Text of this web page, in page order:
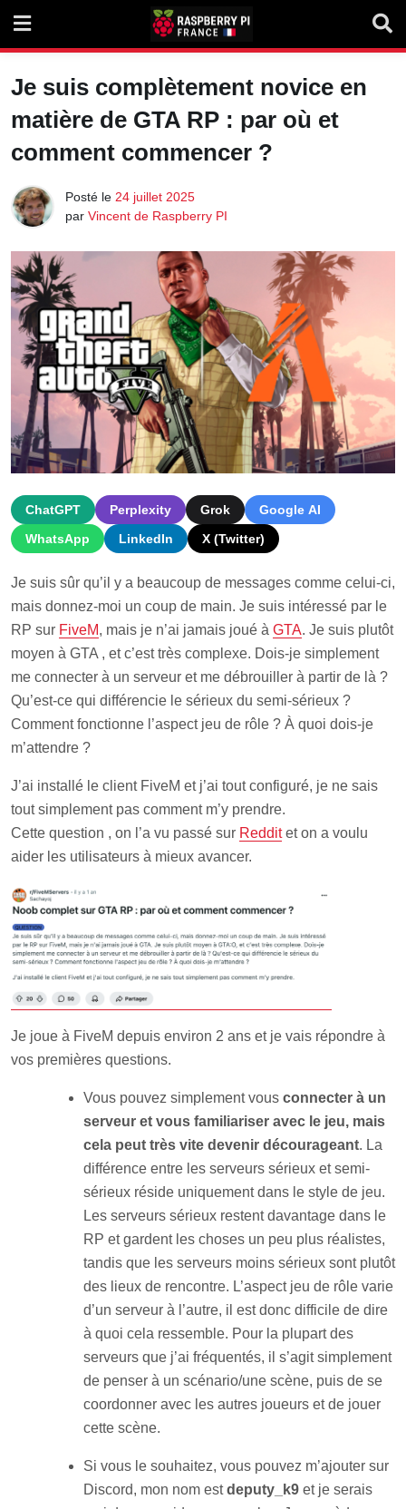
content
Je suis complètement novice en
matière de GTA RP : par où et
comment commencer ?
Posté le 24 juillet 2025
par Vincent de Raspberry PI
ChatGPT Perplexity Grok
Google AI
WhatsApp
LinkedIn X (Twitter)
Je suis sûr qu’il y a beaucoup de messages comme celui-ci,
mais donnez-moi un coup de main. Je suis intéressé par le
RP sur FiveM, mais je n’ai jamais joué à GTA. Je suis plutôt
moyen à GTA , et c’est très complexe. Dois-je simplement
me connecter à un serveur et me débrouiller à partir de là ?
Qu’est-ce qui différencie le sérieux du semi-sérieux ?
Comment fonctionne l’aspect jeu de rôle ? À quoi dois-je
m’attendre ?
J’ai installé le client FiveM et j’ai tout configuré, je ne sais
tout simplement pas comment m’y prendre.
Cette question , on l’a vu passé sur Redditet on a voulu
aider les utilisateurs à mieux avancer.
Je joue à FiveM depuis environ 2 ans et je vais répondre à
vos premières questions.
Vous pouvez simplement vous connecter à un
serveur et vous familiariser avec le jeu, mais
cela peut très vite devenir décourageant. La
différence entre les serveurs sérieux et semi-
sérieux réside uniquement dans le style de jeu.
Les serveurs sérieux restent davantage dans le
RP et gardent les choses un peu plus réalistes,
tandis que les serveurs moins sérieux sont plutôt
des lieux de rencontre. L’aspect jeu de rôle varie
d’un serveur à l’autre, il est donc difficile de dire
à quoi cela ressemble. Pour la plupart des
serveurs que j’ai fréquentés, il s’agit simplement
de penser à un scénario/une scène, puis de se
coordonner avec les autres joueurs et de jouer
cette scène.
Si vous le souhaitez, vous pouvez m’ajouter sur
Discord, mon nom estdeputy_k9 et je serais